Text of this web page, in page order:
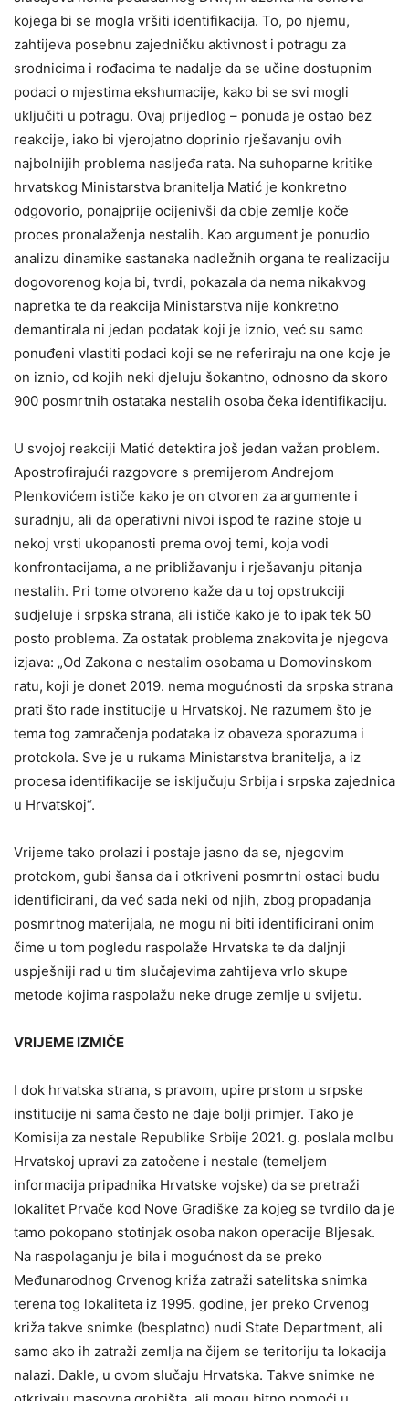
kojega bi se mogla vršiti identifikacija. To, po njemu,
zahtijeva posebnu zajedničku aktivnost i potragu za
srodnicima i rođacima te nadalje da se učine dostupnim
podaci o mjestima ekshumacije, kako bi se svi mogli
uključiti u potragu. Ovaj prijedlog – ponuda je ostao bez
reakcije, iako bi vjerojatno doprinio rješavanju ovih
najbolnijih problema nasljeđa rata. Na suhoparne kritike
hrvatskog Ministarstva branitelja Matić je konkretno
odgovorio, ponajprije ocijenivši da obje zemlje koče
proces pronalaženja nestalih. Kao argument je ponudio
analizu dinamike sastanaka nadležnih organa te realizaciju
dogovorenog koja bi, tvrdi, pokazala da nema nikakvog
napretka te da reakcija Ministarstva nije konkretno
demantirala ni jedan podatak koji je iznio, već su samo
ponuđeni vlastiti podaci koji se ne referiraju na one koje je
on iznio, od kojih neki djeluju šokantno, odnosno da skoro
900 posmrtnih ostataka nestalih osoba čeka identifikaciju.
U svojoj reakciji Matić detektira još jedan važan problem.
Apostrofirajući razgovore s premijerom Andrejom
Plenkovićem ističe kako je on otvoren za argumente i
suradnju, ali da operativni nivoi ispod te razine stoje u
nekoj vrsti ukopanosti prema ovoj temi, koja vodi
konfrontacijama, a ne približavanju i rješavanju pitanja
nestalih. Pri tome otvoreno kaže da u toj opstrukciji
sudjeluje i srpska strana, ali ističe kako je to ipak tek 50
posto problema. Za ostatak problema znakovita je njegova
izjava: „Od Zakona o nestalim osobama u Domovinskom
ratu, koji je donet 2019. nema mogućnosti da srpska strana
prati što rade institucije u Hrvatskoj. Ne razumem što je
tema tog zamračenja podataka iz obaveza sporazuma i
protokola. Sve je u rukama Ministarstva branitelja, a iz
procesa identifikacije se isključuju Srbija i srpska zajednica
u Hrvatskoj“.
Vrijeme tako prolazi i postaje jasno da se, njegovim
protokom, gubi šansa da i otkriveni posmrtni ostaci budu
identificirani, da već sada neki od njih, zbog propadanja
posmrtnog materijala, ne mogu ni biti identificirani onim
čime u tom pogledu raspolaže Hrvatska te da daljnji
uspješniji rad u tim slučajevima zahtijeva vrlo skupe
metode kojima raspolažu neke druge zemlje u svijetu.
VRIJEME IZMIČE
I dok hrvatska strana, s pravom, upire prstom u srpske
institucije ni sama često ne daje bolji primjer. Tako je
Komisija za nestale Republike Srbije 2021. g. poslala molbu
Hrvatskoj upravi za zatočene i nestale (temeljem
informacija pripadnika Hrvatske vojske) da se pretraži
lokalitet Prvače kod Nove Gradiške za kojeg se tvrdilo da je
tamo pokopano stotinjak osoba nakon operacije Bljesak.
Na raspolaganju je bila i mogućnost da se preko
Međunarodnog Crvenog križa zatraži satelitska snimka
terena tog lokaliteta iz 1995. godine, jer preko Crvenog
križa takve snimke (besplatno) nudi State Department, ali
samo ako ih zatraži zemlja na čijem se teritoriju ta lokacija
nalazi. Dakle, u ovom slučaju Hrvatska. Takve snimke ne